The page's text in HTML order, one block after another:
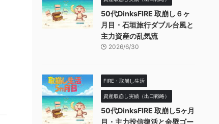
50代DinksFIRE 取崩し６ヶ
月目・石垣旅行ダブル台風と
主力資産の乱気流
2026/6/30
FIRE・取崩し生活
資産取崩し実績（出口戦略）
50代DinksFIRE 取崩し5ヶ月
目・主力投信復活と金壁ゴー